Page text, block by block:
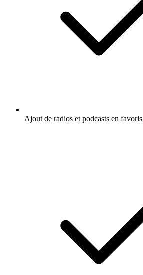
Ajout de radios et podcasts en favoris